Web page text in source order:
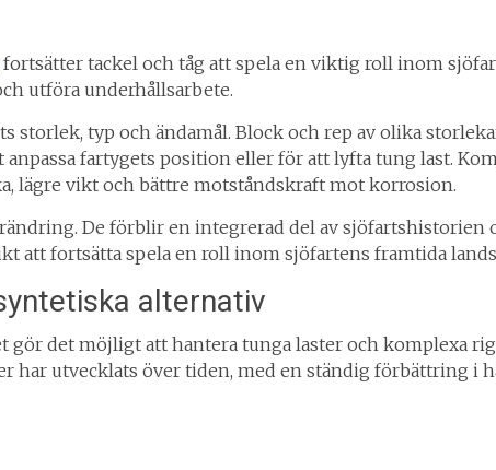
fortsätter tackel och tåg att spela en viktig roll inom
utföra underhållsarbete.
storlek, typ och ändamål. Block och rep av olika
fartygets position eller för att lyfta tung last.
lägre vikt och bättre motståndskraft mot korrosion.
De förblir en integrerad del av sjöfartshistorien
att fortsätta spela en roll inom sjöfartens framtida
alternativ
det möjligt att hantera tunga laster och komplexa
har utvecklats över tiden, med en ständig förbättring i